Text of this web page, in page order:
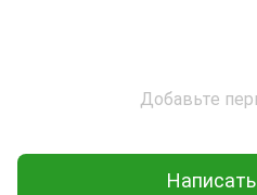
Добавьте